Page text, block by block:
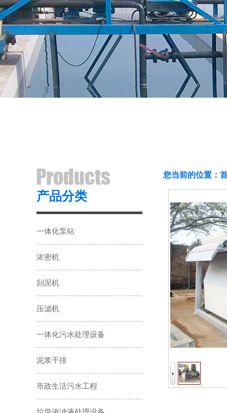
产品分类
一体化泵站
浓密机
刮泥机
压滤机
一体化污水处理设备
泥浆干排
市政生活污水工程
您当前的位置：